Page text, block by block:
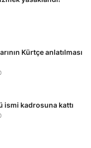
Kürtçe anlatılması
ismi kadrosuna kattı